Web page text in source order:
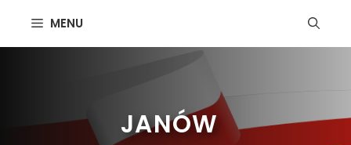
treści
MENU
JANÓW